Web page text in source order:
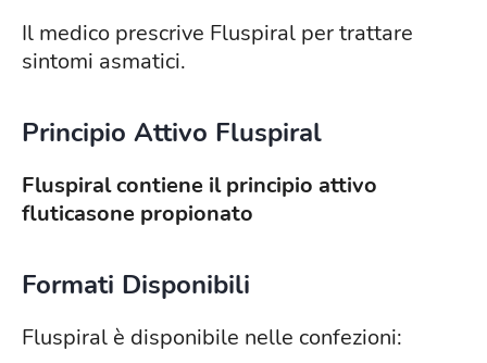
Il medico prescrive Fluspiral per trattare
sintomi asmatici.
Principio Attivo Fluspiral
Fluspiral contiene il principio attivo
fluticasone propionato
Formati Disponibili
Fluspiral è disponibile nelle confezioni: